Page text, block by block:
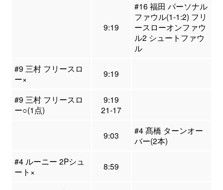
9:19
#16 福田 パーソナル
ファウル(1-1:2) フリ
ースローオンファウ
ル2 シュートファウ
ル
#9 三村 フリースロ
ー×
9:19
#9 三村 フリースロ
ー○(1点)
9:19
21-17
9:03
#4 髙橋 ターンオー
バー(2本)
#4 ルーニー 2Pシュ
ート×
8:59